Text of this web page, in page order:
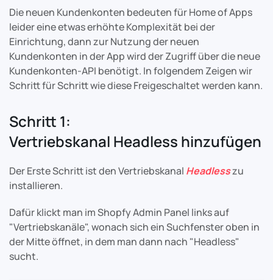
Die neuen Kundenkonten bedeuten für Home of Apps
leider eine etwas erhöhte Komplexität bei der
Einrichtung, dann zur Nutzung der neuen
Kundenkonten in der App wird der Zugriff über die neue
Kundenkonten-API benötigt. In folgendem Zeigen wir
Schritt für Schritt wie diese Freigeschaltet werden kann.
Schritt 1:
Vertriebskanal Headless hinzufügen
Der Erste Schritt ist den Vertriebskanal Headlesszu
installieren.
Dafür klickt man im Shopfy Admin Panel links auf
"Vertriebskanäle", wonach sich ein Suchfenster oben in
der Mitte öffnet, in dem man dann nach "Headless"
sucht.